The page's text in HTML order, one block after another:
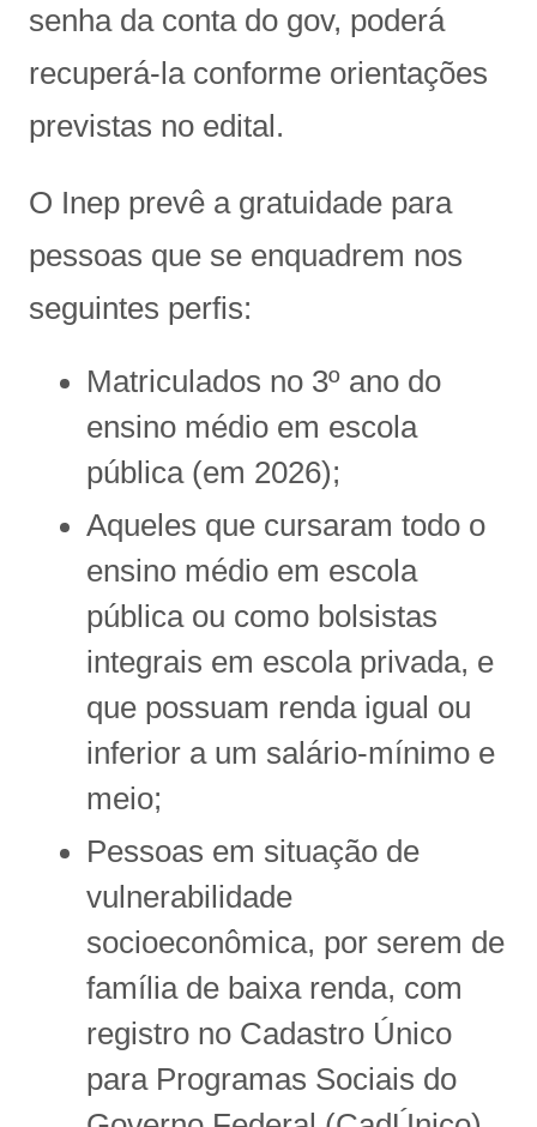
senha da conta do gov, poderá
recuperá-la conforme orientações
previstas no edital.
O Inep prevê a gratuidade para
pessoas que se enquadrem nos
seguintes perfis:
Matriculados no 3º ano do
ensino médio em escola
pública (em 2026);
Aqueles que cursaram todo o
ensino médio em escola
pública ou como bolsistas
integrais em escola privada, e
que possuam renda igual ou
inferior a um salário-mínimo e
meio;
Pessoas em situação de
vulnerabilidade
socioeconômica, por serem de
família de baixa renda, com
registro no Cadastro Único
para Programas Sociais do